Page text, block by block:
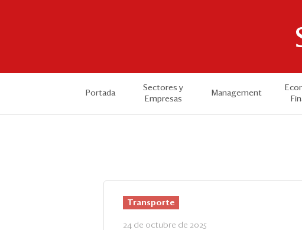
Portada
Sectores y
Empresas
Management
Transporte
24 de octubre de 2025